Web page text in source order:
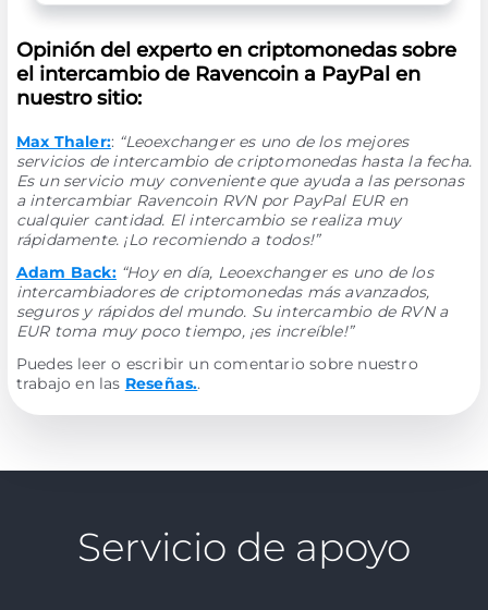
Opinión del experto en criptomonedas sobre
el intercambio de Ravencoin a PayPal en
nuestro sitio:
Max Thaler:: “Leoexchanger es uno de los mejores
servicios de intercambio de criptomonedas hasta la fecha.
Es un servicio muy conveniente que ayuda a las personas
a intercambiar Ravencoin RVN por PayPal EUR en
cualquier cantidad. El intercambio se realiza muy
rápidamente. ¡Lo recomiendo a todos!”
Adam Back: “Hoy en día, Leoexchanger es uno de los
intercambiadores de criptomonedas más avanzados,
seguros y rápidos del mundo. Su intercambio de RVN a
EUR toma muy poco tiempo, ¡es increíble!”
Puedes leer o escribir un comentario sobre nuestro
trabajo en las Reseñas..
Servicio de apoyo